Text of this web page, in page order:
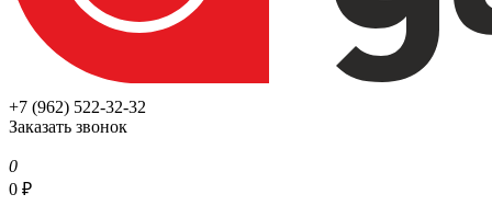
+7 (962) 522-32-32
Заказать звонок
0
0 ₽